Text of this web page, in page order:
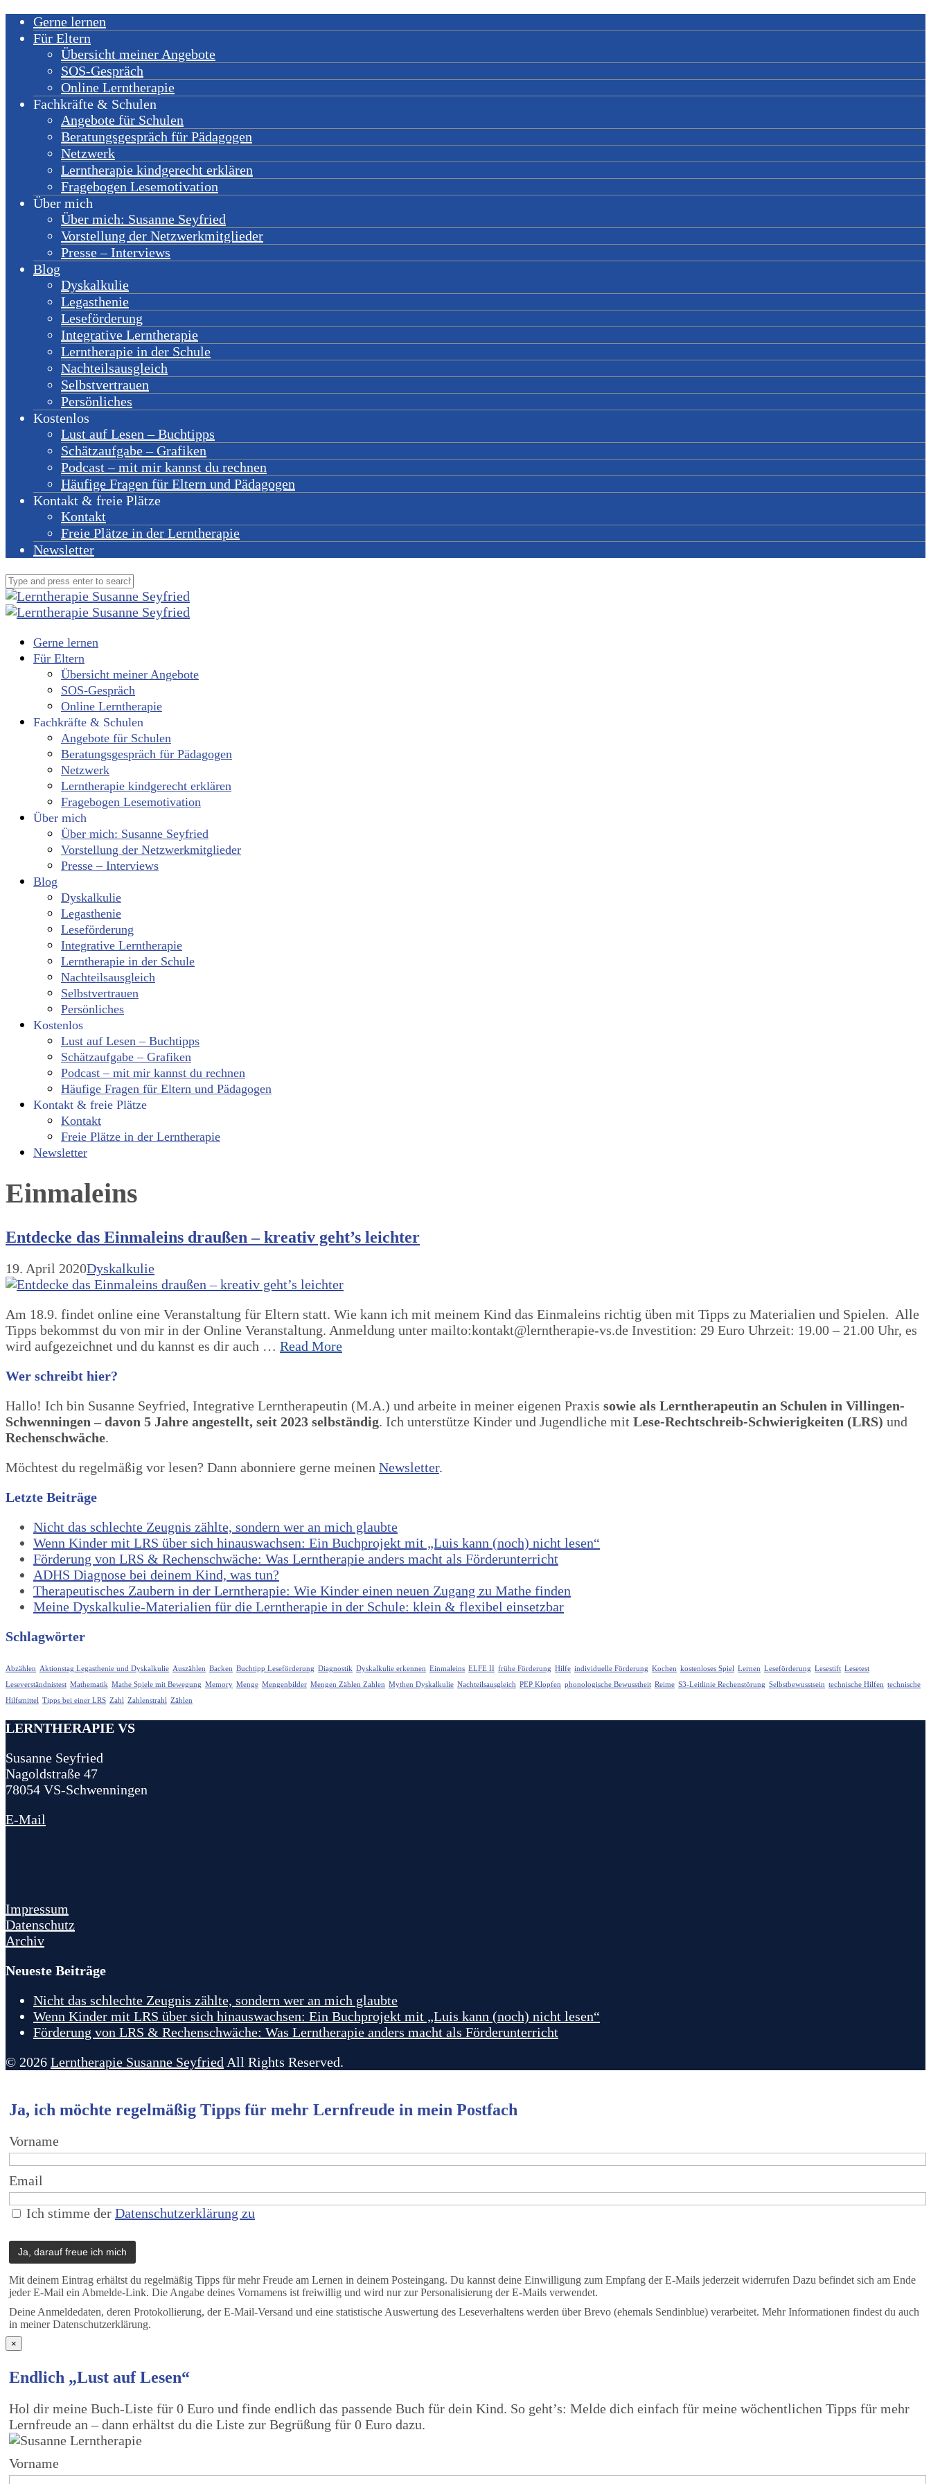
Gerne lernen
Für Eltern
Übersicht meiner Angebote
SOS-Gespräch
Online Lerntherapie
Fachkräfte & Schulen
Angebote für Schulen
Beratungsgespräch für Pädagogen
Netzwerk
Lerntherapie kindgerecht erklären
Fragebogen Lesemotivation
Über mich
Über mich: Susanne Seyfried
Vorstellung der Netzwerkmitglieder
Presse – Interviews
Blog
Dyskalkulie
Legasthenie
Leseförderung
Integrative Lerntherapie
Lerntherapie in der Schule
Nachteilsausgleich
Selbstvertrauen
Persönliches
Kostenlos
Lust auf Lesen – Buchtipps
Schätzaufgabe – Grafiken
Podcast – mit mir kannst du rechnen
Häufige Fragen für Eltern und Pädagogen
Kontakt & freie Plätze
Kontakt
Freie Plätze in der Lerntherapie
Newsletter
Gerne lernen
Für Eltern
Übersicht meiner Angebote
SOS-Gespräch
Online Lerntherapie
Fachkräfte & Schulen
Angebote für Schulen
Beratungsgespräch für Pädagogen
Netzwerk
Lerntherapie kindgerecht erklären
Fragebogen Lesemotivation
Über mich
Über mich: Susanne Seyfried
Vorstellung der Netzwerkmitglieder
Presse – Interviews
Blog
Dyskalkulie
Legasthenie
Leseförderung
Integrative Lerntherapie
Lerntherapie in der Schule
Nachteilsausgleich
Selbstvertrauen
Persönliches
Kostenlos
Lust auf Lesen – Buchtipps
Schätzaufgabe – Grafiken
Podcast – mit mir kannst du rechnen
Häufige Fragen für Eltern und Pädagogen
Kontakt & freie Plätze
Kontakt
Freie Plätze in der Lerntherapie
Newsletter
Einmaleins
Entdecke das Einmaleins draußen – kreativ geht’s leichter
19. April 2020Dyskalkulie
Am 18.9. findet online eine Veranstaltung für Eltern statt. Wie kann ich mit meinem Kind das Einmaleins richtig üben mit Tipps zu Materialien und Spielen. Alle
Tipps bekommst du von mir in der Online Veranstaltung. Anmeldung unter mailto:kontakt@lerntherapie-vs.de Investition: 29 Euro Uhrzeit: 19.00 – 21.00 Uhr, es
wird aufgezeichnet und du kannst es dir auch … Read More
Wer schreibt hier?
Hallo! Ich bin Susanne Seyfried, Integrative Lerntherapeutin (M.A.) und arbeite in meiner eigenen Praxis sowie als Lerntherapeutin an Schulen in Villingen-
Schwenningen – davon 5 Jahre angestellt, seit 2023 selbständig. Ich unterstütze Kinder und Jugendliche mit Lese-Rechtschreib-Schwierigkeiten (LRS) und
Rechenschwäche.
Möchtest du regelmäßig vor lesen? Dann abonniere gerne meinen Newsletter.
Letzte Beiträge
Nicht das schlechte Zeugnis zählte, sondern wer an mich glaubte
Wenn Kinder mit LRS über sich hinauswachsen: Ein Buchprojekt mit „Luis kann (noch) nicht lesen“
Förderung von LRS & Rechenschwäche: Was Lerntherapie anders macht als Förderunterricht
ADHS Diagnose bei deinem Kind, was tun?
Therapeutisches Zaubern in der Lerntherapie: Wie Kinder einen neuen Zugang zu Mathe finden
Meine Dyskalkulie-Materialien für die Lerntherapie in der Schule: klein & flexibel einsetzbar
Schlagwörter
Abzählen Aktionstag Legasthenie und Dyskalkulie Auszählen Backen Buchtipp Leseförderung Diagnostik Dyskalkulie erkennen Einmaleins ELFE II frühe Förderung Hilfe individuelle Förderung Kochen kostenloses Spiel Lernen Leseförderung Lesestift Lesetest
Leseverständnistest Mathematik Mathe Spiele mit Bewegung Memory Menge Mengenbilder Mengen Zählen Zahlen Mythen Dyskalkulie Nachteilsausgleich PEP Klopfen phonologische Bewusstheit Reime S3-Leitlinie Rechenstörung Selbstbewusstsein technische Hilfen technische
Hilfsmittel Tipps bei einer LRS Zahl Zahlenstrahl Zählen
LERNTHERAPIE VS
Susanne Seyfried
Nagoldstraße 47
78054 VS-Schwenningen
E-Mail
Impressum
Datenschutz
Archiv
Neueste Beiträge
Nicht das schlechte Zeugnis zählte, sondern wer an mich glaubte
Wenn Kinder mit LRS über sich hinauswachsen: Ein Buchprojekt mit „Luis kann (noch) nicht lesen“
Förderung von LRS & Rechenschwäche: Was Lerntherapie anders macht als Förderunterricht
© 2026 Lerntherapie Susanne Seyfried All Rights Reserved.
Ja, ich möchte regelmäßig Tipps für mehr Lernfreude in mein Postfach
Vorname
Email
Ich stimme der Datenschutzerklärung zu
Mit deinem Eintrag erhältst du regelmäßig Tipps für mehr Freude am Lernen in deinem Posteingang. Du kannst deine Einwilligung zum Empfang der E-Mails jederzeit widerrufen Dazu befindet sich am Ende
jeder E-Mail ein Abmelde-Link. Die Angabe deines Vornamens ist freiwillig und wird nur zur Personalisierung der E-Mails verwendet.
Deine Anmeldedaten, deren Protokollierung, der E-Mail-Versand und eine statistische Auswertung des Leseverhaltens werden über Brevo (ehemals Sendinblue) verarbeitet. Mehr Informationen findest du auch
in meiner Datenschutzerklärung.
×
Endlich „Lust auf Lesen“
Hol dir meine Buch-Liste für 0 Euro und finde endlich das passende Buch für dein Kind. So geht’s: Melde dich einfach für meine wöchentlichen Tipps für mehr
Lernfreude an – dann erhältst du die Liste zur Begrüßung für 0 Euro dazu.
Vorname